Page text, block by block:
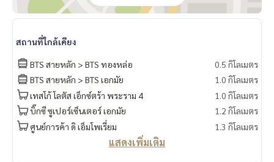
You can inbox or dm to ask more information, It’s my pleas
ure to give.
093-943-4388
What App+6693-943-4388
LINE ID : @BPP2019
-
#Boorin
สถานที่ใกล้เคียง
BTS สายหลัก > BTS ทองหล่อ
0.5 กิโลเมตร
BTS สายหลัก > BTS เอกมัย
1.0 กิโลเมตร
เทสโก้ โลตัส เอ็กซ์ตร้า พระราม 4
1.0 กิโลเมตร
บิ๊กซี ซูเปอร์เซ็นเตอร์ เอกมัย
1.2 กิโลเมตร
ศูนย์การค้า ดิ เอ็มโพเรี่ยม
1.3 กิโลเมตร
แสดงเพิ่มเติม